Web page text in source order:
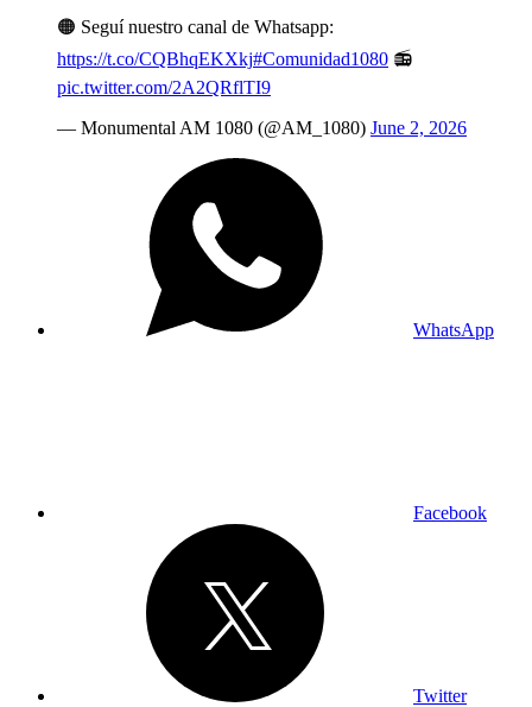
🟠 Seguí nuestro canal de Whatsapp:
https://t.co/CQBhqEKXkj#Comunidad1080 📻
pic.twitter.com/2A2QRflTI9
— Monumental AM 1080 (@AM_1080) June 2, 2026
WhatsApp
Facebook
Twitter